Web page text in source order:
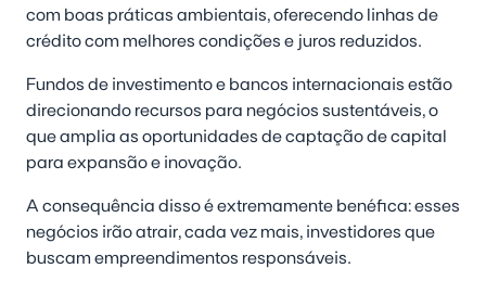
com boas práticas ambientais, oferecendo linhas de
crédito com melhores condições e juros reduzidos.
Fundos de investimento e bancos internacionais estão
direcionando recursos para negócios sustentáveis, o
que amplia as oportunidades de captação de capital
para expansão e inovação.
A consequência disso é extremamente benéfica: esses
negócios irão atrair, cada vez mais, investidores que
buscam empreendimentos responsáveis.